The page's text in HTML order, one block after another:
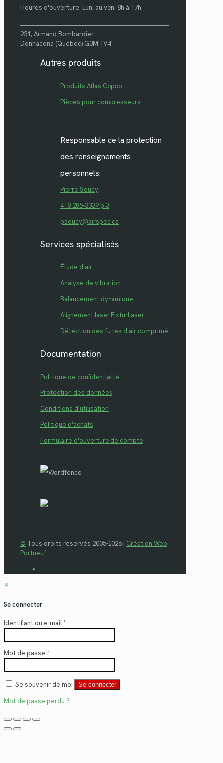
Heures d'ouverture: Lun. au ven. 8h à 17h
231, Armand Bombardier
Donnacona (Québec) G3M 1V4
Autres produits
Produits Atlas Copco
Pièces pour compresseurs
Responsable de la protection
des renseignements
personnels:
Pierre Soucy
418 285-3339 p.3
psoucy@airspec.ca
Services spécialisés
Étude d'air
Analyse de vibration
Balancement dynamique
Alignement laser FixturLaser
Détection des fuites d'air comprimé
Documentation
Politique de confidentialité
Protection des données
Conditions d'utilisation
Politique d'achats
Formulaire d'ouverture de compte
© Tous droits réservés 2005-2026 | Création Web
Portneuf
✕
Se connecter
Identifiant ou e-mail*
Mot de passe *
Se souvenir de moi Se connecter
Mot de passe perdu ?